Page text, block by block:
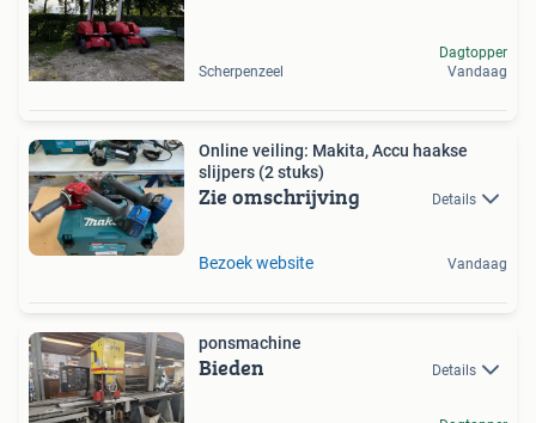
Scherpenzeel
Dagtopper
Vandaag
Online veiling: Makita, Accu haakse
slijpers (2 stuks)
Zie omschrijving Details
Bezoek website Vandaag
ponsmachine
Bieden Details